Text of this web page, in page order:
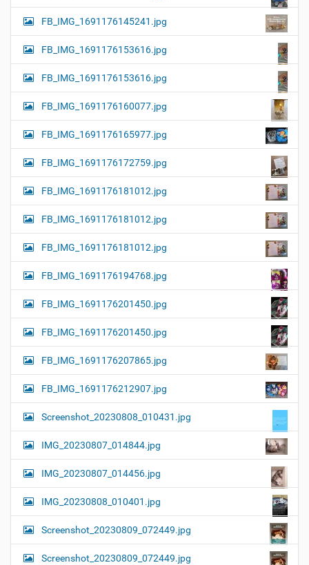
FB_IMG_1691176145241.jpg
FB_IMG_1691176153616.jpg
FB_IMG_1691176153616.jpg
FB_IMG_1691176160077.jpg
FB_IMG_1691176165977.jpg
FB_IMG_1691176172759.jpg
FB_IMG_1691176181012.jpg
FB_IMG_1691176181012.jpg
FB_IMG_1691176181012.jpg
FB_IMG_1691176194768.jpg
FB_IMG_1691176201450.jpg
FB_IMG_1691176201450.jpg
FB_IMG_1691176207865.jpg
FB_IMG_1691176212907.jpg
Screenshot_20230808_010431.jpg
IMG_20230807_014844.jpg
IMG_20230807_014456.jpg
IMG_20230808_010401.jpg
Screenshot_20230809_072449.jpg
Screenshot_20230809_072449.jpg